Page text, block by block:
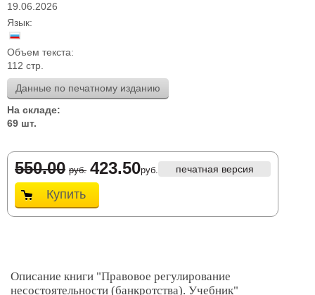
19.06.2026
Язык:
Объем текста:
112 стр.
Данные по печатному изданию
На складе:
69 шт.
550.00 руб. 423.50руб. печатная версия
Купить
Описание книги "Правовое регулирование
несостоятельности (банкротства). Учебник"